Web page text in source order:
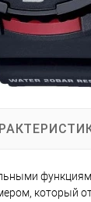
который